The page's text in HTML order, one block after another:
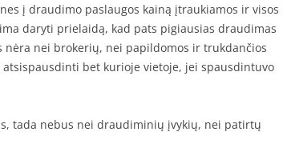
į draudimo paslaugos kainą įtraukiamos ir visos
daryti prielaidą, kad pats pigiausias draudimas
nei brokerių, nei papildomos ir trukdančios
atsispausdinti bet kurioje vietoje, jei spausdintuvo
tada nebus nei draudiminių įvykių, nei patirtų